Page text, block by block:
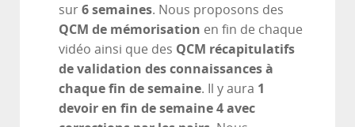
sur 6 semaines. Nous proposons des
QCM de mémorisation en fin de chaque
vidéo ainsi que des QCM récapitulatifs
de validation des connaissances à
chaque fin de semaine. Il y aura 1
devoir en fin de semaine 4 avec